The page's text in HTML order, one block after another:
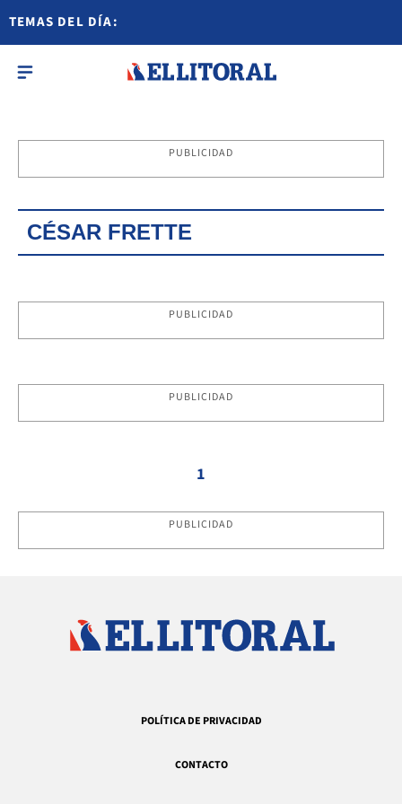
TEMAS DEL DÍA:
PUBLICIDAD
CÉSAR FRETTE
PUBLICIDAD
PUBLICIDAD
1
PUBLICIDAD
POLÍTICA DE PRIVACIDAD
CONTACTO